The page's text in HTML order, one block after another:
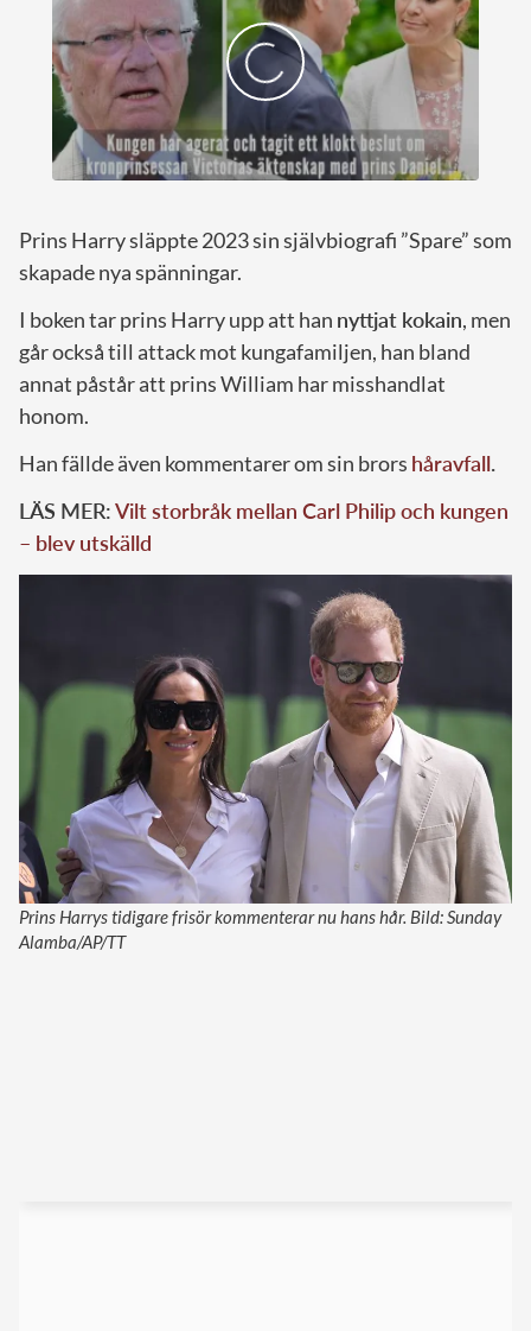
Prins Harry släppte 2023 sin självbiografi ”Spare” som
skapade nya spänningar.
I boken tar prins Harry upp att han nyttjat kokain, men
går också till attack mot kungafamiljen, han bland
annat påstår att prins William har misshandlat
honom.
Han fällde även kommentarer om sin brors håravfall.
LÄS MER:Vilt storbråk mellan Carl Philip och kungen
– blev utskälld
Prins Harrys tidigare frisör kommenterar nu hans hår. Bild: Sunday
Alamba/AP/TT